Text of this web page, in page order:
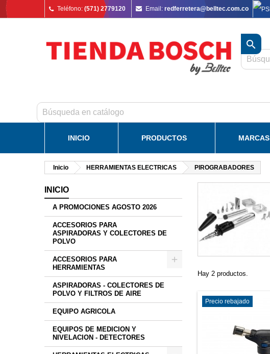
Teléfono: (571) 2779120 Email: redferretera@belltec.com.co

INICIO PRODUCTOS MARCAS
Inicio HERRAMIENTAS ELECTRICAS PIROGRABADORES
INICIO
A PROMOCIONES AGOSTO 2026
ACCESORIOS PARA
ASPIRADORAS Y COLECTORES DE
POLVO
ACCESORIOS PARA
HERRAMIENTAS
ASPIRADORAS - COLECTORES DE
POLVO Y FILTROS DE AIRE
EQUIPO AGRICOLA
EQUIPOS DE MEDICION Y
NIVELACION - DETECTORES
Hay 2 productos.
Precio rebajado